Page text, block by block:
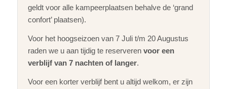
geldt voor alle kampeerplaatsen behalve de ‘grand
confort’ plaatsen).
Voor het hoogseizoen van 7 Juli t/m 20 Augustus
raden we u aan tijdig te reserveren voor een
verblijf van 7 nachten of langer.
Voor een korter verblijf bent u altijd welkom, er zijn